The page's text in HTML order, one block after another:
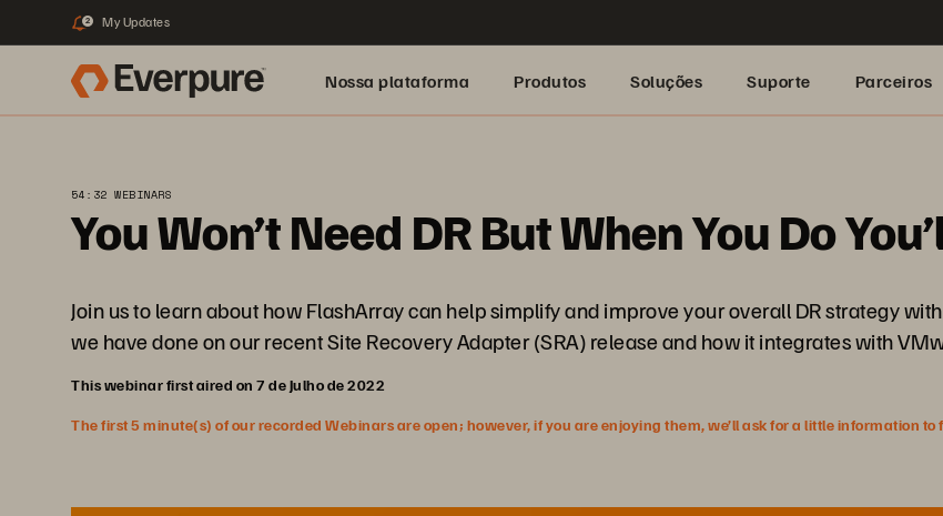
2 My Updates
Nossa plataforma Produtos Soluções Suporte Parceiros
54:32 WEBINARS
You Won’t Need DR But When You Do
Join us to learn about how FlashArray can help simplify and improve your overall DR strategy
we have done on our recent Site Recovery Adapter (SRA) release and how it integrates with
This webinar first aired on 7 de Julho de 2022
The first 5 minute(s) of our recorded Webinars are open; however, if you are enjoying them, we’ll ask for a little information